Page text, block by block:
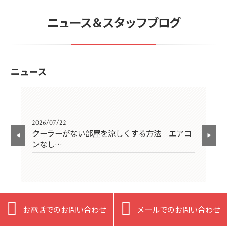
ニュース＆スタッフブログ
ニュース
2026/07/22
クーラーがない部屋を涼しくする方法｜エアコ
ンなし…
もっと見る
 お電話でのお問い合わせ  メールでのお問い合わせ